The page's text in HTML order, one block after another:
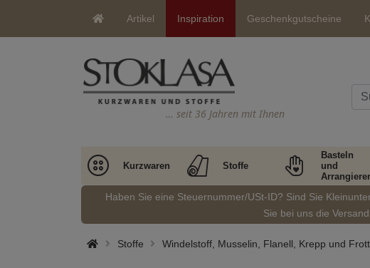
Artikel Inspiration Geschenkgutscheine
… seit 36 Jahren mit Ihnen
Kurzwaren Stoffe
Basteln
und
Haben Sie eine Steuernummer/USt-ID? Sind Sie
Sie bei uns die
Stoffe Windelstoff, Musselin, Flanell, Krepp und